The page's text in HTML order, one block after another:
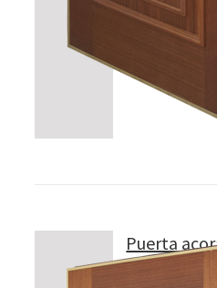
Puerta
Modelo